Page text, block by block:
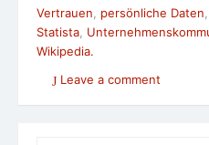
Vertrauen
persönliche Daten
Statista
Wikipedia.
Leave a comment